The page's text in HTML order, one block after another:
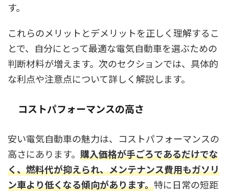
す。
これらのメリットとデメリットを正しく理解するこ
とで、自分にとって最適な電気自動車を選ぶための
判断材料が増えます。次のセクションでは、具体的
な利点や注意点について詳しく解説します。
コストパフォーマンスの高さ
安い電気自動車の魅力は、コストパフォーマンスの
高さにあります。 購入価格が手ごろであるだけでな
く、燃料代が抑えられ、メンテナンス費用もガソリ
ン車より低くなる傾向があります。特に日常の短距